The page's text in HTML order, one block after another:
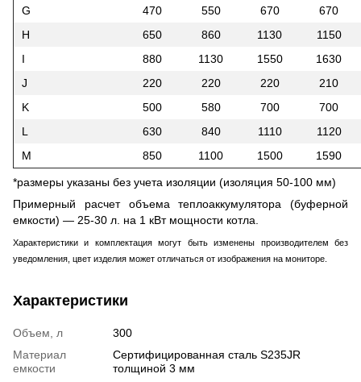
G
470 550 670
670
H
650 860 1130
1150
I
880 1130 1550
1630
J
220 220 220
210
K
500 580 700
700
L
630 840 1110
1120
M
850 1100 1500 1590
*размеры указаны без учета изоляции (изоляция 50-100 мм)
Примерный расчет объема теплоаккумулятора (буферной
емкости) — 25-30 л. на 1 кВт мощности котла.
Характеристики и комплектация могут быть изменены производителем без
уведомления, цвет изделия может отличаться от изображения на мониторе.
Характеристики
Объем, л
300
Материал
емкости
Сертифицированная сталь S235JR
толщиной 3 мм